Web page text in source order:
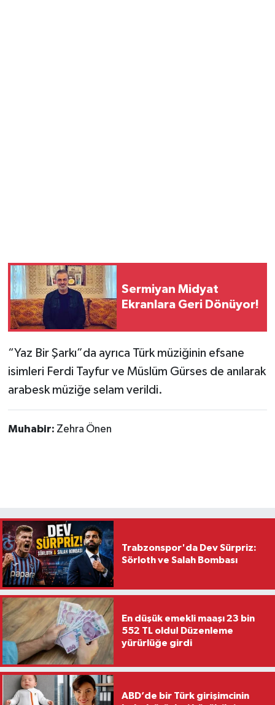
Sermiyan Midyat
Ekranlara Geri Dönüyor!
“Yaz Bir Şarkı”da ayrıca Türk müziğinin efsane
isimleri Ferdi Tayfur ve Müslüm Gürses de anılarak
arabesk müziğe selam verildi.
Muhabir: Zehra Önen
Trabzonspor'da Dev Sürpriz:
Sörloth ve Salah Bombası
En düşük emekli maaşı 23 bin
552 TL oldu! Düzenleme
yürürlüğe girdi
ABD’de bir Türk girişimcinin